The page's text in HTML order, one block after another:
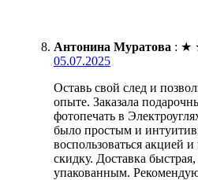
Антонина Муратова : ★
05.07.2025
Оставь свой след и
опыте. Заказала
фотопечать в
было простым и
воспользоваться акцией
скидку. Доставка
упакованным.